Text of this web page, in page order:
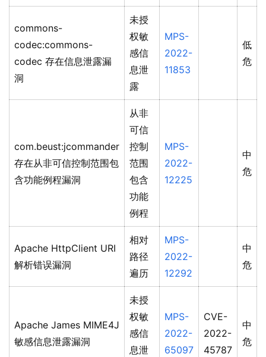
commons-
codec:commons-
codec 存在信息泄露漏
洞
未授
权敏
感信
息泄
露
MPS-
2022-
11853
低
危
com.beust:jcommander
存在从非可信控制范围包
含功能例程漏洞
从非
可信
控制
范围
包含
功能
例程
MPS-
2022-
12225
中
危
Apache HttpClient URI
解析错误漏洞
相对
路径
遍历
MPS-
2022-
12292
中
危
Apache James MIME4J
敏感信息泄露漏洞
未授
权敏
感信
息泄
MPS-
2022-
65097
CVE-
2022-
45787
中
危